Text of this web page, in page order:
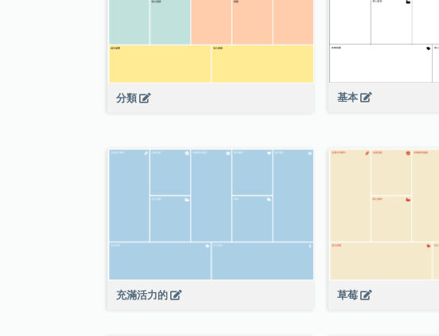
分類
基本
充滿活力的 草莓